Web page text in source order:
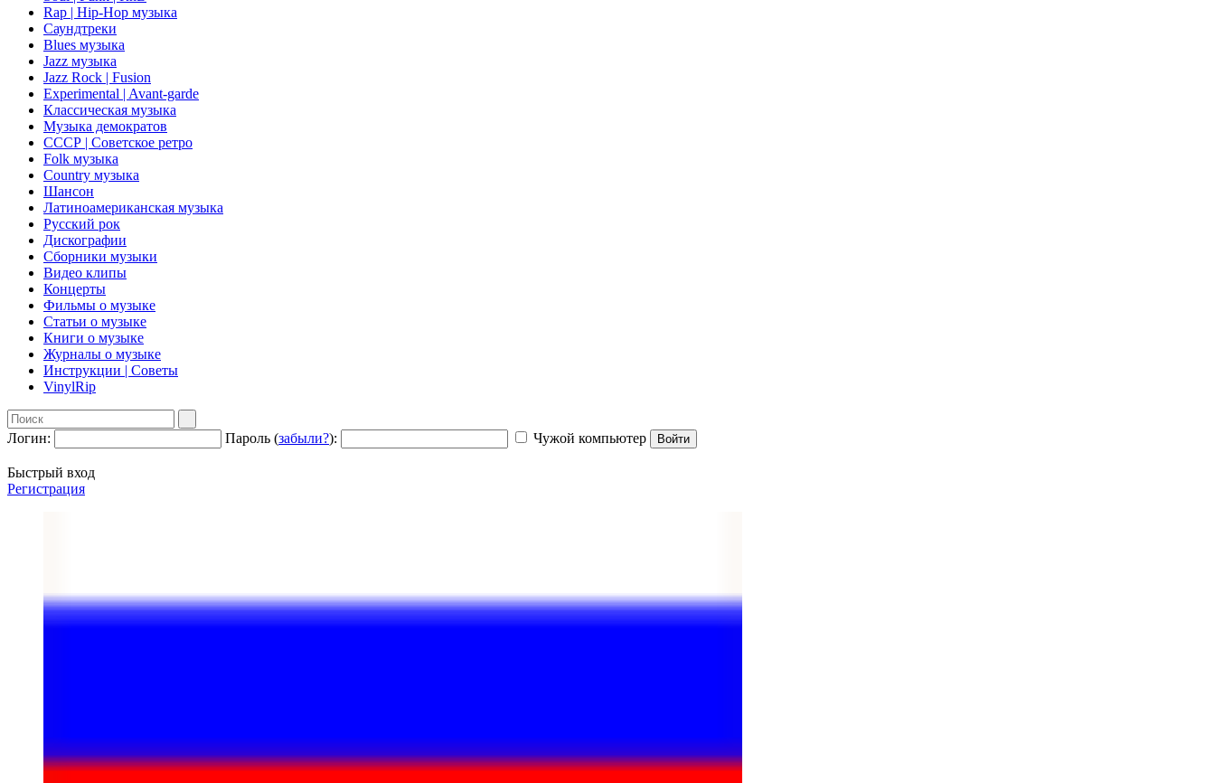
Rap | Hip-Hop музыка
Саундтреки
Blues музыка
Jazz музыка
Jazz Rock | Fusion
Experimental | Avant-garde
Классическая музыка
Музыка демократов
СССР | Советское ретро
Folk музыка
Country музыка
Шансон
Латиноамериканская музыка
Русский рок
Дискографии
Сборники музыки
Видео клипы
Концерты
Фильмы о музыке
Статьи о музыке
Книги о музыке
Журналы о музыке
Инструкции | Советы
VinylRip
Логин: Пароль (забыли?): Чужой компьютер Войти
Быстрый вход
Регистрация